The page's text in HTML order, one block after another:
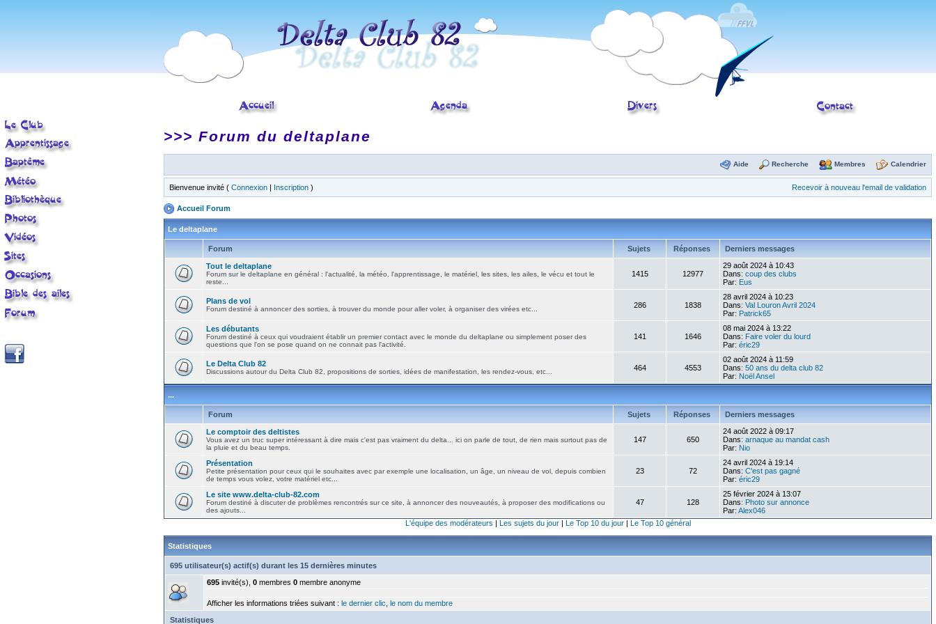
>>> Forum du deltaplane
Aide Recherche Membres Calendrier
Bienvenue invité ( Connexion | Inscription ) Recevoir à nouveau l'email de validation
Accueil Forum
Le deltaplane
Forum Sujets Réponses Derniers messages
Tout le deltaplane
Forum sur le deltaplane en général : l'actualité, la météo, l'apprentissage, le matériel, les sites, les ailes, le vécu et tout le
reste...
1415 12977
29 août 2024 à 10:43
Dans: coup des clubs
Par: Eus
Plans de vol
Forum destiné à annoncer des sorties, à trouver du monde pour aller voler, à organiser des virées etc... 286 1838
28 avril 2024 à 10:23
Dans: Val Louron Avril 2024
Par: Patrick65
Les débutants
Forum destiné à ceux qui voudraient établir un premier contact avec le monde du deltaplane ou simplement poser des
questions que l'on se pose quand on ne connait pas l'activité.
141 1646
08 mai 2024 à 13:22
Dans: Faire voler du lourd
Par: éric29
Le Delta Club 82
Discussions autour du Delta Club 82, propositions de sorties, idées de manifestation, les rendez-vous, etc... 464 4553
02 août 2024 à 11:59
Dans: 50 ans du delta club 82
Par: Noël Ansel
...
Forum Sujets Réponses Derniers messages
Le comptoir des deltistes
Vous avez un truc super intéressant à dire mais c'est pas vraiment du delta... ici on parle de tout, de rien mais surtout pas de
la pluie et du beau temps.
147 650
24 août 2022 à 09:17
Dans: arnaque au mandat cash
Par: Nio
Présentation
Petite présentation pour ceux qui le souhaites avec par exemple une localisation, un âge, un niveau de vol, depuis combien
de temps vous volez, votre matériel etc...
23 72
24 avril 2024 à 19:14
Dans: C'est pas gagné
Par: éric29
Le site www.delta-club-82.com
Forum destiné à discuter de problèmes rencontrés sur ce site, à annoncer des nouveautés, à proposer des modifications ou
des ajouts...
47 128
25 février 2024 à 13:07
Dans: Photo sur annonce
Par: Alex046
L'équipe des modérateurs | Les sujets du jour| Le Top 10 du jour| Le Top 10 général
Statistiques
695 utilisateur(s) actif(s) durant les 15 dernières minutes
695 invité(s), 0 membres 0 membre anonyme
Afficher les informations triées suivant : le dernier clic le nom du membre
Statistiques